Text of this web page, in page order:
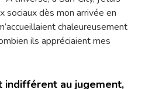
sociaux dès mon arrivée en
chaleureusement
ils appréciaient mes
indifférent au jugement,